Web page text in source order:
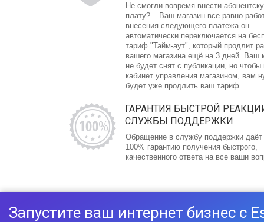
Не смогли вовремя внести
плату? – Ваш магазин все равно
внесения следующего платежа он
автоматически переключается на
тариф "Тайм-аут", который продлит
вашего магазина ещё на 3 дней. Ваш
не будет снят с публикации, но чтобы
кабинет управления магазином, вам
будет уже продлить ваш тариф.
ГАРАНТИЯ БЫСТРОЙ
СЛУЖБЫ ПОДДЕРЖКИ
Обращение в службу поддержки
100% гарантию получения быстрого,
качественного ответа на все ваши
Запустите ваш интернет бизнес с